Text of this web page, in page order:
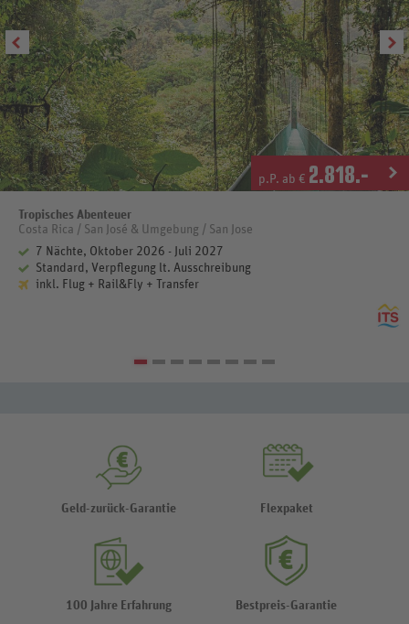
Interamericana, durch die Ortschaften Montenegro und Bagaces,
danach weiter in Richtung Norden bis nach Liberia. Liberia wird
wegen ihren weißen Häusern auch gerne die „Weiße Stadt“ genannt.
Hier haben Sie die Möglichkeit die Stadt zu besichtigen oder für ein
Mittagessen anzuhalten. Weiterfahrt nach Rincón de la Vieja. 2
Nächte in der Buena Vista Lodge oder Cañon de la Vieja Lodge
(Mittelklasse, Landeskategorie: 3 Sterne). Ca. 80 km/2 Stunden
(Frühstück)
11. Tag: Rincón de la Vieja
Heute haben Sie die Gelegenheit, die traumhafte Umgebung während
einer geführten Wanderung oder auf dem Pferderücken zu erkunden
Ausritt (ca. zwei Stunden, auf eigene Gefahr, gute körperliche
Kondition erforderlich) führt Sie durch den Dschungel und steilen
Hängen am Fuße des Vulkans entlang. Die andere Möglichkeit ist, zu
Fuß die umliegende Flora und Fauna zu erkunden. Nachmittags
können Sie bei einem entspannenden Bad in den Thermalquellen die
p.P. ab € 2.818.-
Tropisches Abenteuer
Costa Rica / San José & Umgebung / San Jose
7 Nächte, Oktober 2026 - Juli 2027
Standard, Verpflegung lt. Ausschreibung
inkl. Flug + Rail&Fly + Transfer
Geld-zurück-Garantie Flexpaket
100 Jahre Erfahrung Bestpreis-Garantie